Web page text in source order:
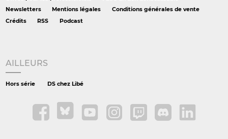
Newsletters
Mentions légales
Conditions générales de vente
Crédits
RSS Podcast
AILLEURS
Hors série DS chez Libé